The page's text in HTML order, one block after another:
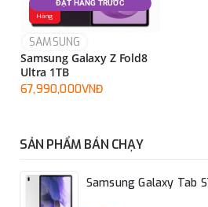
Hàng
ĐẶT HÀNG TRƯỚC
SAMSUNG
Samsung Galaxy Z Fold8
Ultra 1TB
67,990,000VNĐ
SẢN PHẨM BÁN CHẠY
Samsung Galaxy Tab